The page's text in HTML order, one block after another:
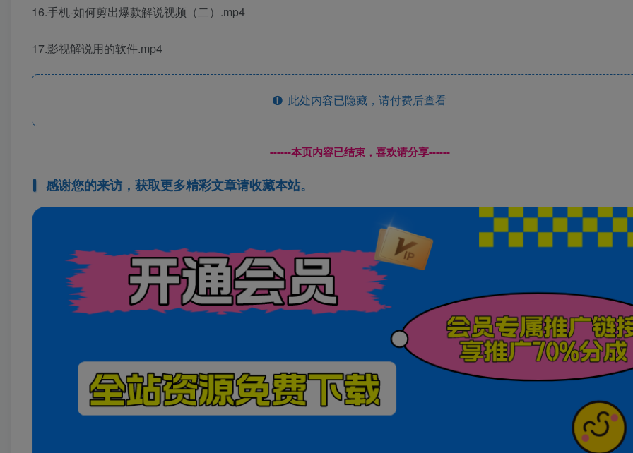
16.手机-如何剪出爆款解说视频（二）.mp4
17.影视解说用的软件.mp4
此处内容已隐藏，请付费后查看
------本页内容已结束，喜欢请分享------
感谢您的来访，获取更多精彩文章请收藏本站。